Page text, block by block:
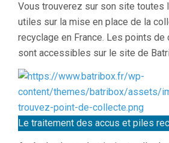
Vous trouverez sur son site toutes
utiles sur la mise en place de la
recyclage en France. Les points de
sont accessibles sur le site de
Le traitement des accus et piles